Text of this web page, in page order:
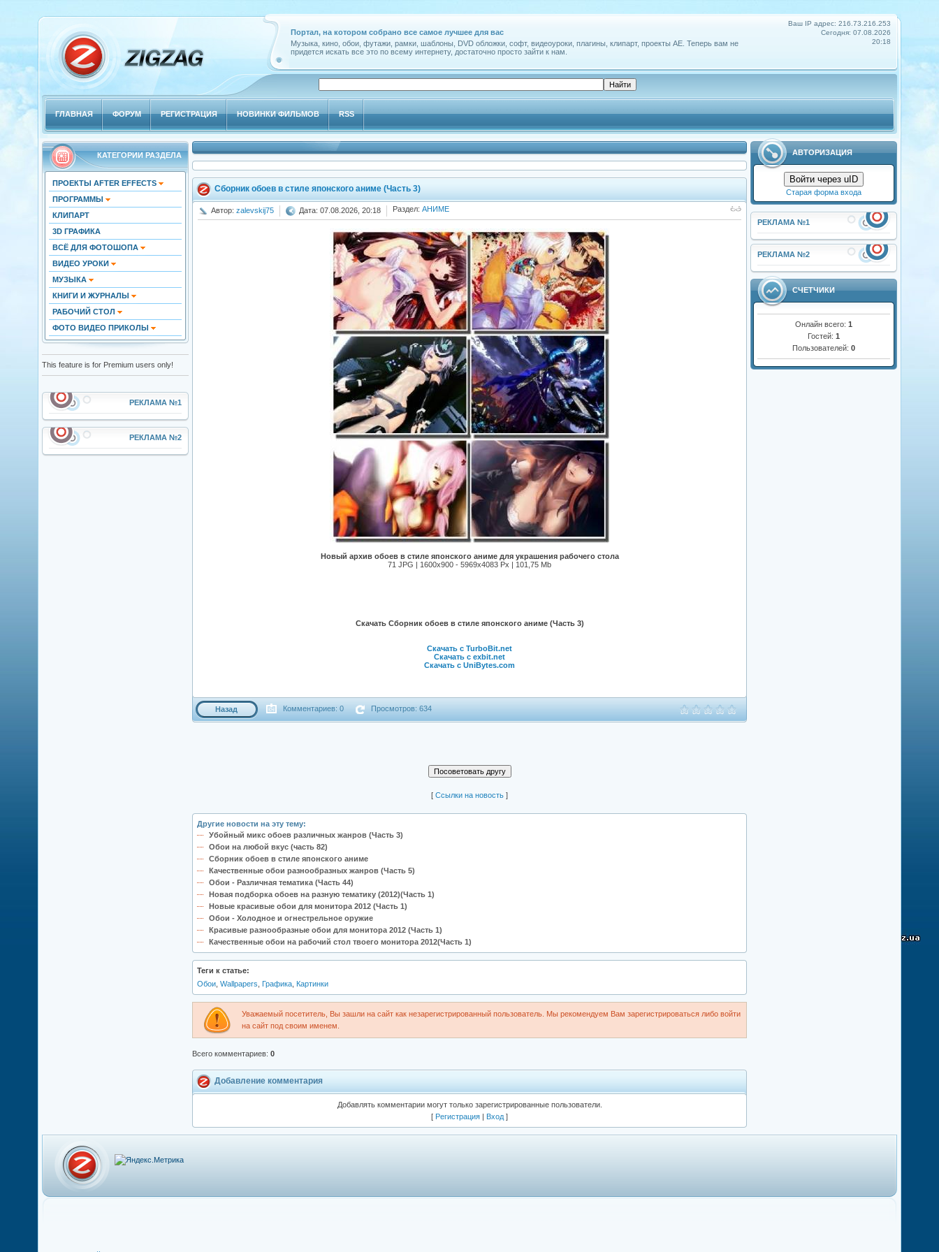
Ваш IP адрес: 216.73.216.253
Сегодня: 07.08.2026
20:18
Портал, на котором собрано все самое лучшее для вас
Музыка, кино, обои, футажи, рамки, шаблоны, DVD обложки, софт, видеоуроки, плагины, клипарт, проекты АЕ. Теперь вам не
придется искать все это по всему интернету, достаточно просто зайти к нам.
ГЛАВНАЯ ФОРУМ РЕГИСТРАЦИЯ НОВИНКИ ФИЛЬМОВ RSS
КАТЕГОРИИ РАЗДЕЛА
ПРОЕКТЫ AFTER EFFECTS
ПРОГРАММЫ
КЛИПАРТ
3D ГРАФИКА
ВСЁ ДЛЯ ФОТОШОПА
ВИДЕО УРОКИ
МУЗЫКА
КНИГИ И ЖУРНАЛЫ
РАБОЧИЙ СТОЛ
ФОТО ВИДЕО ПРИКОЛЫ
This feature is for Premium users only!
РЕКЛАМА №1
РЕКЛАМА №2
АВТОРИЗАЦИЯ
Войти через uID
Старая форма входа
РЕКЛАМА №1
РЕКЛАМА №2
СЧЕТЧИКИ
Онлайн всего:1
Гостей:1
Пользователей:0
Сборник обоев в стиле японского аниме (Часть 3)
Автор: zalevskij75 Дата: 07.08.2026, 20:18 Раздел: АНИМЕ
Новый архив обоев в стиле японского аниме для украшения рабочего стола
71 JPG | 1600х900 - 5969х4083 Px | 101,75 Mb
Скачать Сборник обоев в стиле японского аниме (Часть 3)
Скачать с TurboBit.net
Скачать с exbit.net
Скачать с UniBytes.com
Назад Комментариев: 0 Просмотров: 634
[ Cсылки на новость ]
Другие новости на эту тему:
Убойный микс обоев различных жанров (Часть 3)
Обои на любой вкус (часть 82)
Сборник обоев в стиле японского аниме
Качественные обои разнообразных жанров (Часть 5)
Обои - Различная тематика (Часть 44)
Новая подборка обоев на разную тематику (2012)(Часть 1)
Новые красивые обои для монитора 2012 (Часть 1)
Обои - Холодное и огнестрельное оружие
Красивые разнообразные обои для монитора 2012 (Часть 1)
Качественные обои на рабочий стол твоего монитора 2012(Часть 1)
Теги к статье:
Обои, Wallpapers Графика, Картинки
Уважаемый посетитель, Вы зашли на сайт как незарегистрированный пользователь. Мы рекомендуем Вам зарегистрироваться либо войти
на сайт под своим именем.
Всего комментариев: 0
Добавление комментария
Добавлять комментарии могут только зарегистрированные пользователи.
[ Регистрация | Вход ]